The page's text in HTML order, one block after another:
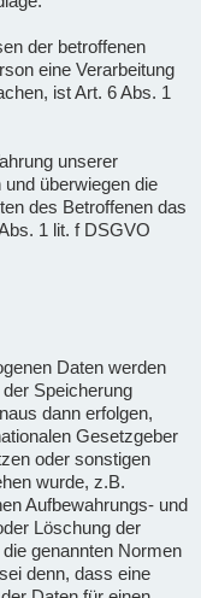
der betroffenen
eine Verarbeitung
ist Art. 6 Abs. 1
unserer
überwiegen die
des Betroffenen das
1 lit. f DSGVO
Daten werden
Speicherung
dann erfolgen,
Gesetzgeber
oder sonstigen
wurde, z.B.
Aufbewahrungs- und
Löschung der
genannten Normen
denn, dass eine